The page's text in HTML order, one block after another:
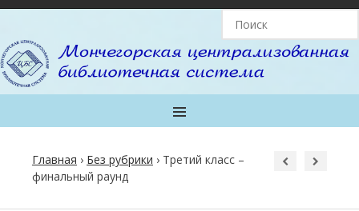
MENU
Главная › Без рубрики › Третий класс –
финальный раунд